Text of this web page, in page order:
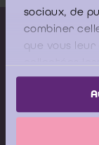
sociaux, de
combiner
que vous
services.
Kalender vorming
Boeken